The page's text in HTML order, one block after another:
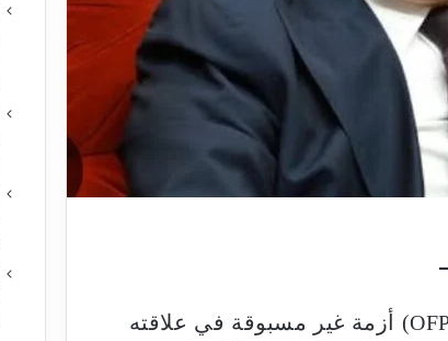
فجر مكتب التكوين المهني وإنعاش الشغل (OFPPT) أزمة غير مسبوقة في علاقته